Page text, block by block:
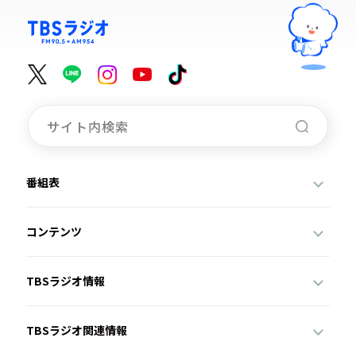
番組表
コンテンツ
TBSラジオ情報
TBSラジオ関連情報